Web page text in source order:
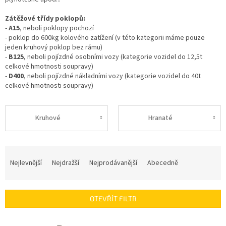
Zátěžové třídy poklopů:
-A15, neboli poklopy pochozí
- poklop do 600kg kolového zatížení (v této kategorii máme pouze
jeden kruhový poklop bez rámu)
- B125, neboli pojízdné osobními vozy (kategorie vozidel do 12,5t
celkové hmotnosti soupravy)
- D400, neboli pojízdné nákladními vozy (kategorie vozidel do 40t
celkové hmotnosti soupravy)
Kruhové Hranaté
í
Nejlevnější Nejdražší Nejprodávanější Abecedně
OTEVŘÍT FILTR